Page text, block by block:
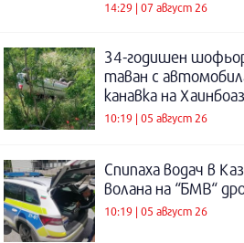
14:29 | 07 август 26
34-годишен
таван с
канавка на Хаинбоаз
10:19 | 05 август 26
Спипаха водач в
волана на “БМВ“
10:19 | 05 август 26